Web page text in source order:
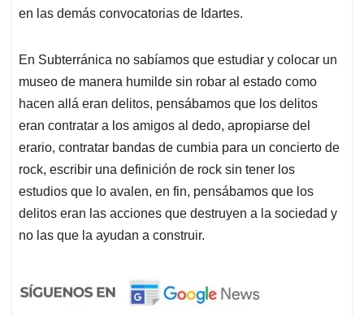
en las demás convocatorias de Idartes.
En Subterránica no sabíamos que estudiar y colocar un
museo de manera humilde sin robar al estado como
hacen allá eran delitos, pensábamos que los delitos
eran contratar a los amigos al dedo, apropiarse del
erario, contratar bandas de cumbia para un concierto de
rock, escribir una definición de rock sin tener los
estudios que lo avalen, en fin, pensábamos que los
delitos eran las acciones que destruyen a la sociedad y
no las que la ayudan a construir.